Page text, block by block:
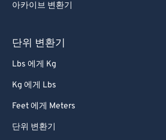
아카이브 변환기
단위 변환기
Lbs 에게 Kg
Kg 에게 Lbs
Feet 에게 Meters
단위 변환기